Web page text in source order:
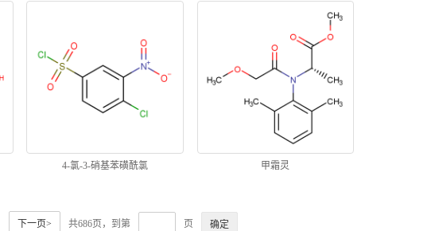
4-氯-3-硝基苯磺酰氯 甲霜灵
下一页> 共686页，到第 页